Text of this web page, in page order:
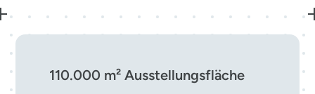
110.000 m² Ausstellungsfläche